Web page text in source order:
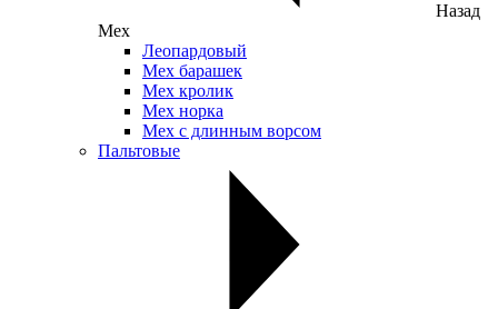
Назад
Мех
Леопардовый
Мех барашек
Мех кролик
Мех норка
Мех с длинным ворсом
Пальтовые